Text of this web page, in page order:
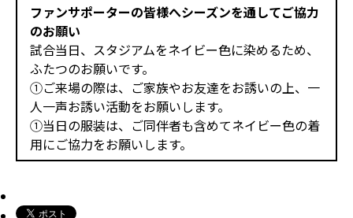
ファンサポーターの皆様へシーズンを通してご協力
のお願い
試合当日、スタジアムをネイビー色に染めるため、
ふたつのお願いです。
①ご来場の際は、ご家族やお友達をお誘いの上、一
人一声お誘い活動をお願いします。
①当日の服装は、ご同伴者も含めてネイビー色の着
用にご協力をお願いします。